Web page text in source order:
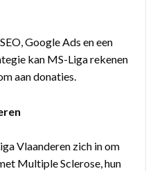
Google Ads en een
kan MS-Liga rekenen
aan donaties.
Vlaanderen zich in om
Multiple Sclerose, hun